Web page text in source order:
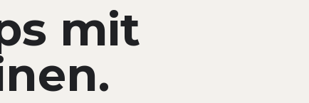
mit